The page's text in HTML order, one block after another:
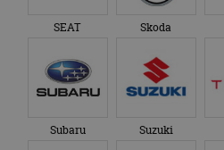
SEAT Skoda
Subaru Suzuki